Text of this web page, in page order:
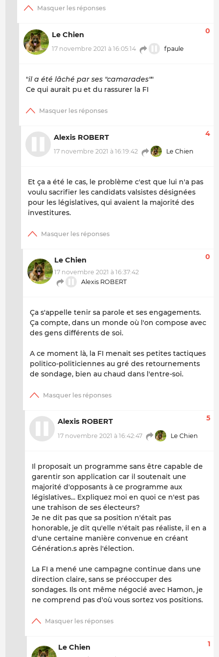
Le Chien
17 novembre 2021 à 16:05:14 fpaule
0
"il a été lâché par ses "camarades""
Ce qui aurait pu et du rassurer la FI
Alexis ROBERT
17 novembre 2021 à 16:19:42 Le Chien
4
Et ça a été le cas, le problème c'est que lui n'a pas
voulu sacrifier les candidats valsistes désignées
pour les législatives, qui avaient la majorité des
investitures.
Le Chien
17 novembre 2021 à 16:37:42
Alexis ROBERT
0
Ça s'appelle tenir sa parole et ses engagements.
Ça compte, dans un monde où l'on compose avec
des gens différents de soi.
A ce moment là, la FI menait ses petites tactiques
politico-politiciennes au gré des retournements
de sondage, bien au chaud dans l'entre-soi.
Alexis ROBERT
17 novembre 2021 à 16:42:47 Le Chien
5
Il proposait un programme sans être capable de
garentir son application car il soutenait une
majorité d'opposants à ce programme aux
législatives... Expliquez moi en quoi ce n'est pas
une trahison de ses électeurs?
Je ne dit pas que sa position n'était pas
honorable, je dit qu'elle n'était pas réaliste, il en a
d'une certaine manière convenue en créant
Génération.s après l'élection.
La FI a mené une campagne continue dans une
direction claire, sans se préoccuper des
sondages. Ils ont même négocié avec Hamon, je
ne comprend pas d'où vous sortez vos positions.
Le Chien 1